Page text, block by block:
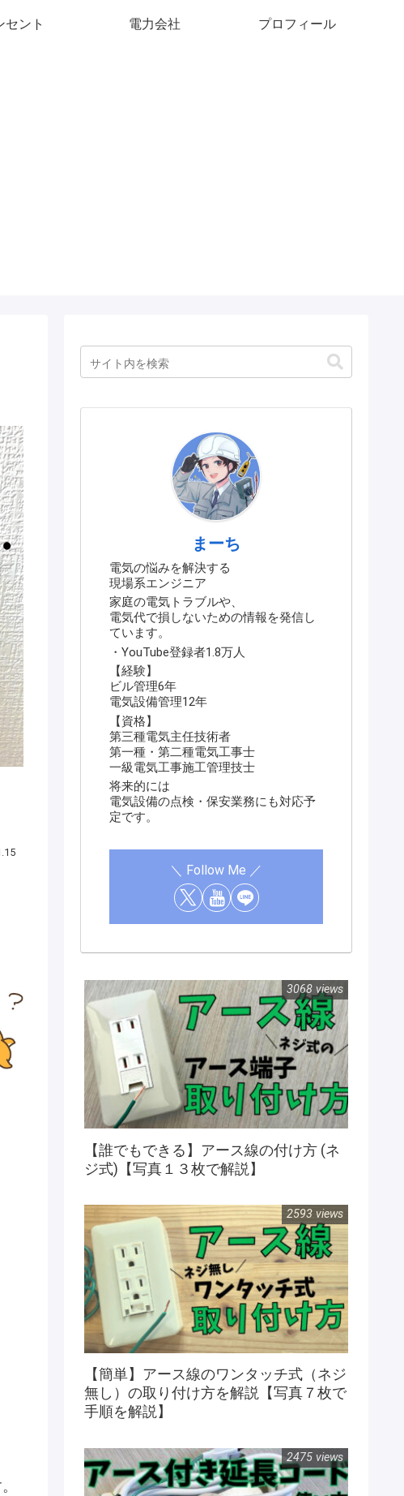
セント 電力会社 プロフィール
まーち
電気の悩みを解決する
現場系エンジニア
家庭の電気トラブルや、
電気代で損しないための情報を発信し
ています。
・YouTube登録者1.8万人
【経験】
ビル管理6年
電気設備管理12年
【資格】
第三種電気主任技術者
第一種・第二種電気工事士
一級電気工事施工管理技士
将来的には
電気設備の点検・保安業務にも対応予
定です。
【誰でもできる】アース線の付け方 (ネ
ジ式)【写真１３枚で解説】
3068 views
【簡単】アース線のワンタッチ式（ネジ
無し）の取り付け方を解説【写真７枚で
手順を解説】
2593 views
2475 views